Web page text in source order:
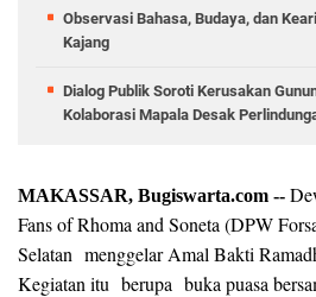
Observasi Bahasa, Budaya, dan
Kajang
Dialog Publik Soroti Kerusakan
Kolaborasi Mapala Desak
MAKASSAR, Bugiswarta.com --
Fans of Rhoma and Soneta (DPW
Selatan menggelar Amal Bakti
Kegiatan itu berupa buka puasa